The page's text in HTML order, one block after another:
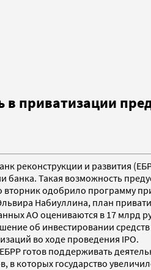
в приватизации
реконструкции и развития
банка. Такая возможность
вторник одобрило программу
Набиуллина, план
АО оцениваются в 17 млрд
об инвестировании
во ходе проведения IPO.
готов поддерживать
в которых государство